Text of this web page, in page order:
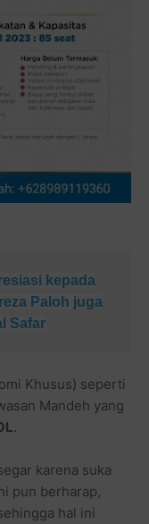
kepada
Paloh juga
Safar
Khusus) seperti
Mandeh yang
.
karena suka
pun berharap,
hal ini